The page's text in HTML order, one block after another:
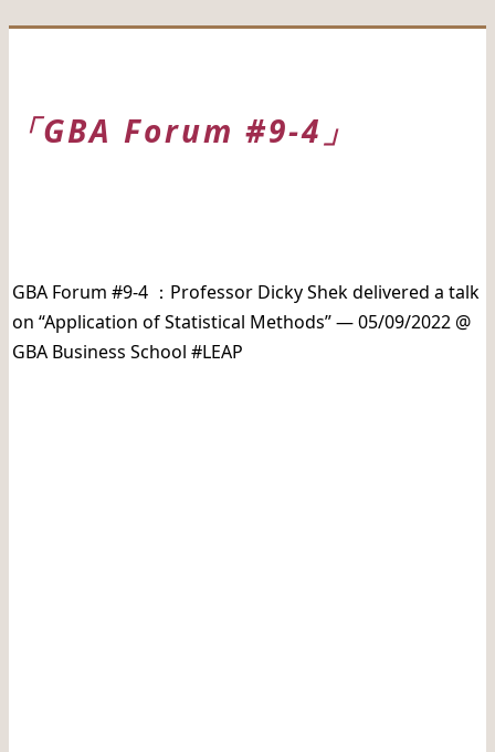
「GBA Forum #9-4」
GBA Forum #9-4 ：Professor Dicky Shek delivered a talk
on “Application of Statistical Methods” — 05/09/2022 @
GBA Business School #LEAP